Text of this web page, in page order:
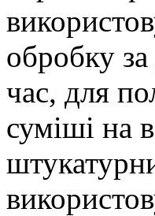
обробку
час, для
суміші на